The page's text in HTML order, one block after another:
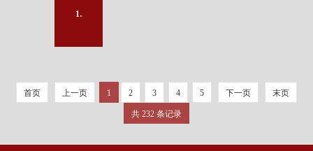
10大热门论文写作指导图书，一点就通！
首页 上一页 1 2 3 4 5 下一页 末页
共 232 条记录